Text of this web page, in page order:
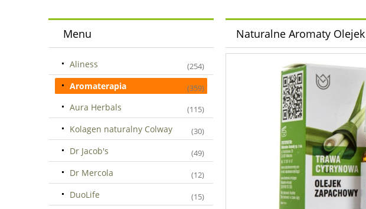
Menu
Aliness (254)
Aromaterapia (359)
Aura Herbals (115)
Kolagen naturalny Colway (30)
Dr Jacob's (49)
Dr Mercola (12)
DuoLife (15)
Naturalne Aromaty